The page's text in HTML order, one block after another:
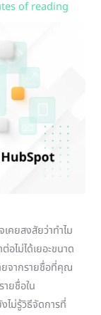
of reading
คยสงสัยว่าทำไม
ไม่ได้เยอะขนาด
ยจากรายชื่อที่คุณ
ยชื่อใน
ม่รู้วิธีจัดการที่